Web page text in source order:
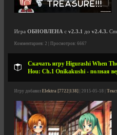
Игра ОБНОВЛЕНА с v2.3.1 до v2.4.3.
Комментариев: 2 | Просмотров: 6667
Скачать игру Higurashi When
Hou: Ch.1 Onikakushi - полная
Игру добавил Elektra [7722|138] | 2015-05-18 |